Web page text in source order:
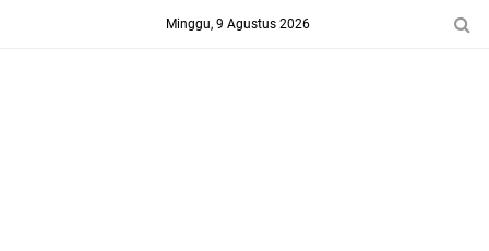
Minggu, 9 Agustus 2026